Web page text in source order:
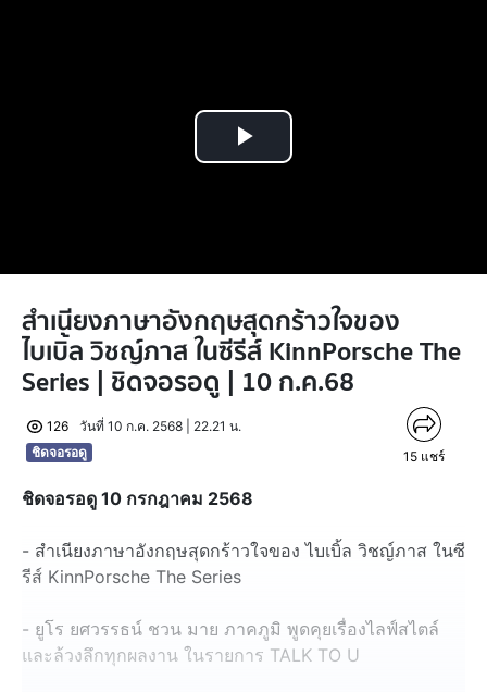
Play
สำเนียงภาษาอังกฤษสุดกร้าวใจของ
ไบเบิ้ล วิชญ์ภาส ในซีรีส์ KinnPorsche The
Series | ชิดจอรอดู | 10 ก.ค.68
126
วันที่ 10 ก.ค. 2568 | 22.21 น.
ชิดจอรอดู
15 แชร์
ชิดจอรอดู 10 กรกฎาคม 2568
- สำเนียงภาษาอังกฤษสุดกร้าวใจของ ไบเบิ้ล วิชญ์ภาส ในซี
รีส์ KinnPorsche The Series
- ยูโร ยศวรรธน์ ชวน มาย ภาคภูมิ พูดคุยเรื่องไลฟ์สไตล์
และล้วงลึกทุกผลงาน ในรายการ TALK TO U